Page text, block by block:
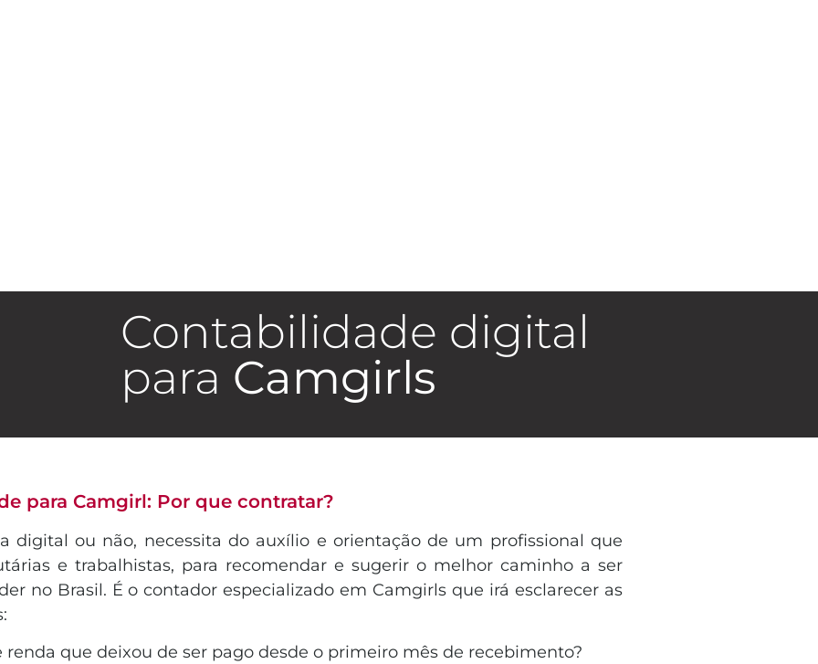
Contabilidade digital
para Camgirls
para Camgirl: Por que contratar?
digital ou não, necessita do auxílio e orientação de um profissional que
e trabalhistas, para recomendar e sugerir o melhor caminho a ser
no Brasil. É o contador especializado em Camgirls que irá esclarecer as
que deixou de ser pago desde o primeiro mês de recebimento?